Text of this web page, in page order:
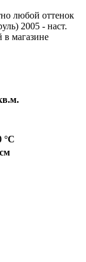
любой оттенок
2005 - наст.
в магазине
°С